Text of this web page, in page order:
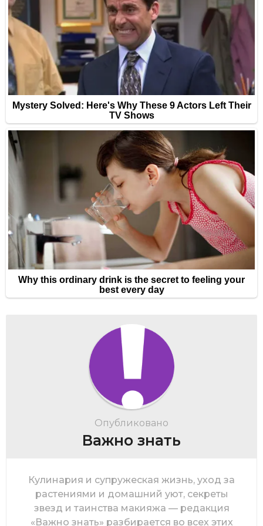
Опубликовано
Важно знать
Кулинария и супружеская жизнь, уход за
растениями и домашний уют, секреты
звезд и таинства макияжа — редакция
«Важно знать» разбирается во всех этих